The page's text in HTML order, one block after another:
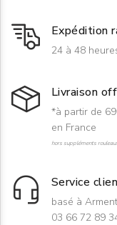
Expédition
24 à 48
Livraison
*à partir de
en France
hors suppléments
Service
basé à
03 66 72 89